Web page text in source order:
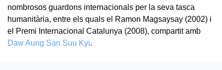
nombrosos guardons internacionals per la seva tasca
humanitària, entre els quals el Ramon Magsaysay (2002) i
el Premi Internacional Catalunya (2008), compartit amb
Daw Aung San Suu Kyi.